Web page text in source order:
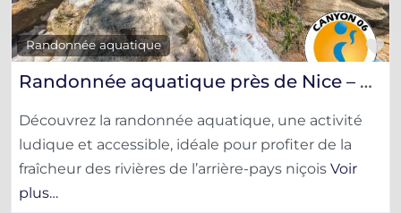
Randonnée aquatique
Randonnée aquatique près de Nice – Nature et fraîcheur
Découvrez la randonnée aquatique, une activité
ludique et accessible, idéale pour profiter de la
fraîcheur des rivières de l’arrière-pays niçois Voir
plus…